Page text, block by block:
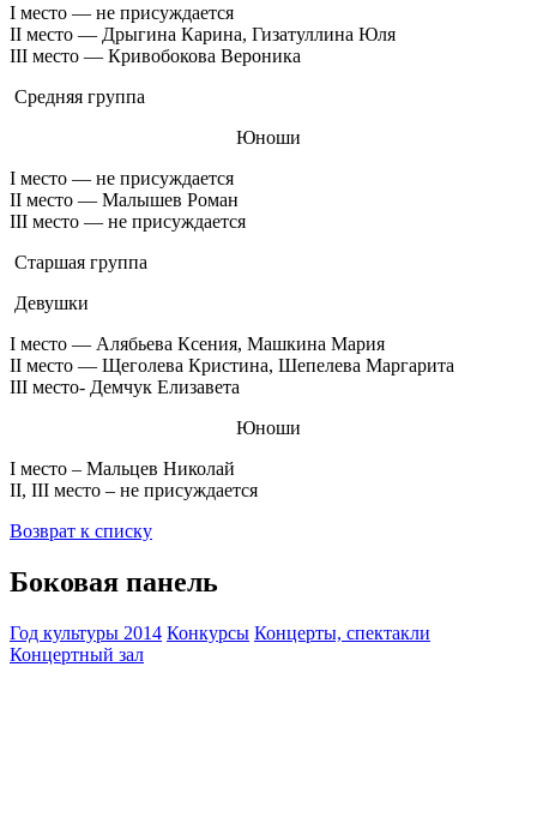
I место — не присуждается
II место — Дрыгина Карина, Гизатуллина Юля
III место — Кривобокова Вероника
Средняя группа
Юноши
I место — не присуждается
II место — Малышев Роман
III место — не присуждается
Старшая группа
Девушки
I место — Алябьева Ксения, Машкина Мария
II место — Щеголева Кристина, Шепелева Маргарита
III место- Демчук Елизавета
Юноши
I место – Мальцев Николай
II, III место – не присуждается
Возврат к списку
Боковая панель
Год культуры 2014 Конкурсы Концерты, спектакли
Концертный зал